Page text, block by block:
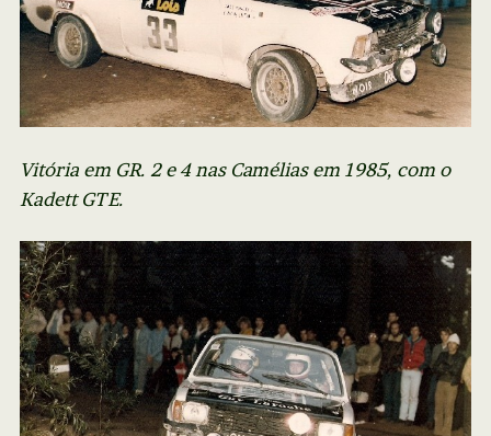
Vitória em GR. 2 e 4 nas Camélias em 1985, com o
Kadett GTE.